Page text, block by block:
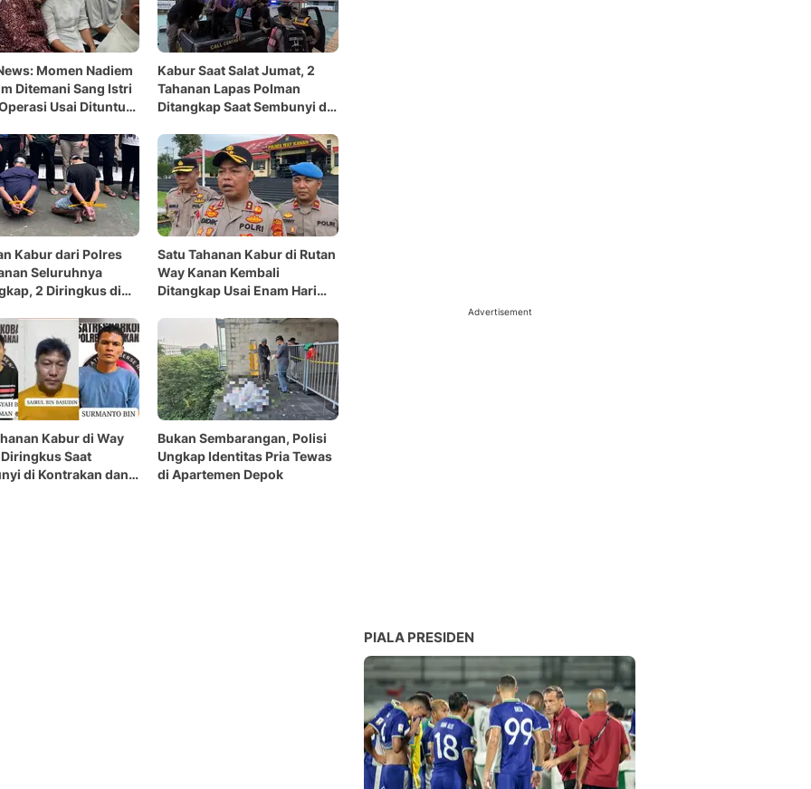
Momen Nadiem
Ditemani Sang Istri
Usai Dituntut
Kabur Saat Salat Jumat, 2
Tahanan Lapas Polman
Ditangkap Saat Sembunyi di
Kabur dari Polres
Seluruhnya
2 Diringkus di
Satu Tahanan Kabur di Rutan
Way Kanan Kembali
Ditangkap Usai Enam Hari
Kabur di Way
Saat
di Kontrakan dan
Bukan Sembarangan, Polisi
Ungkap Identitas Pria Tewas
di Apartemen Depok
Advertisement
PIALA PRESIDEN